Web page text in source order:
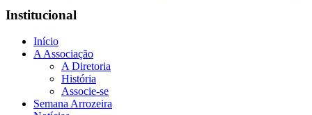
Institucional
Início
A Associação
A Diretoria
História
Associe-se
Semana Arrozeira